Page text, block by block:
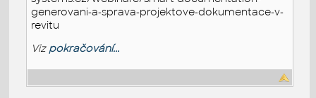
generovani-a-sprava-projektove-dokumentace-v-
revitu
Viz pokračování...